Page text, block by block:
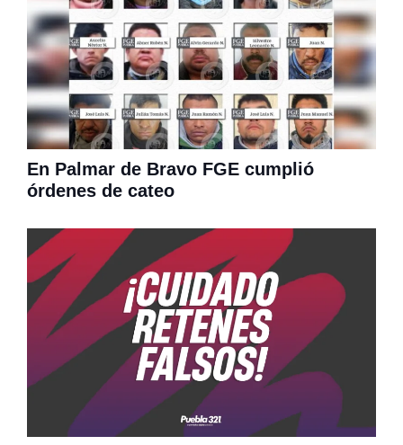
En Palmar de Bravo FGE cumplió
órdenes de cateo